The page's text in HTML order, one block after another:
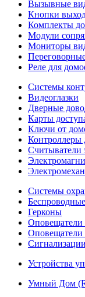
Вызывные
Кнопки
Комплекты
Модули
Мониторы
Реле для
Системы
Видеоглазки
Дверные
Карты
Ключи от
Контроллеры
Считыватели
Системы
Герконы
Оповещатели
Оповещатели
Устройства
Умный Дом